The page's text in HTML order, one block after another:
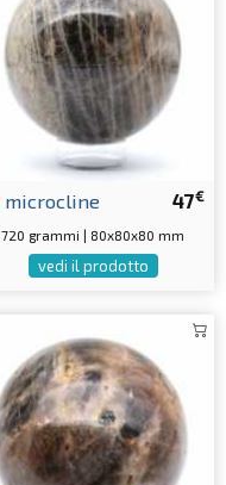
47€
microcline
720 grammi | 80x80x80 mm
vedi il prodotto